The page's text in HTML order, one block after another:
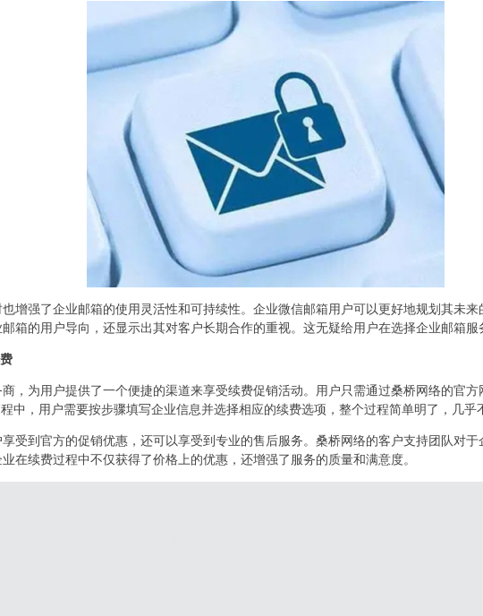
增强了企业邮箱的使用灵活性和可持续性。企业微信邮箱用户可以更好地规划其未
箱的用户导向，还显示出其对客户长期合作的重视。这无疑给用户在选择企业邮箱服
，为用户提供了一个便捷的渠道来享受续费促销活动。用户只需通过桑桥网络的官
中，用户需要按步骤填写企业信息并选择相应的续费选项，整个过程简单明了，几乎
受到官方的促销优惠，还可以享受到专业的售后服务。桑桥网络的客户支持团队对
在续费过程中不仅获得了价格上的优惠，还增强了服务的质量和满意度。